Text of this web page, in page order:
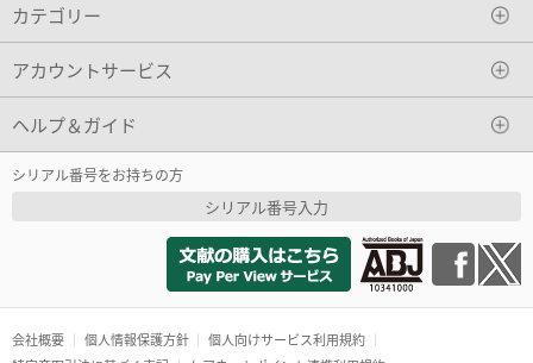
カテゴリー
アカウントサービス
ヘルプ＆ガイド
シリアル番号をお持ちの方
シリアル番号入力
会社概要 個人情報保護方針
個人向けサービス利用規約